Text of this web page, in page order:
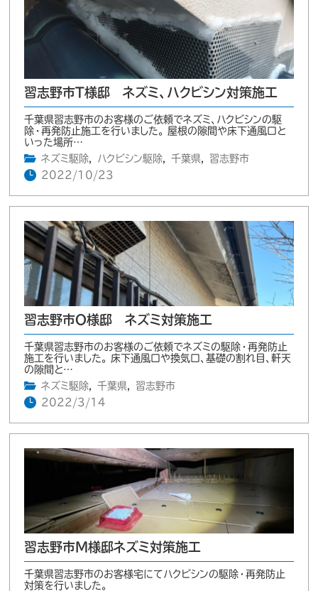
習志野市T様邸 ネズミ、ハクビシン対策施工
千葉県習志野市のお客様のご依頼でネズミ、ハクビシンの駆
除・再発防止施工を行いました。 屋根の隙間や床下通風口と
いった場所…
ネズミ駆除, ハクビシン駆除, 千葉県,
習志野市
2022/10/23
習志野市O様邸 ネズミ対策施工
千葉県習志野市のお客様のご依頼でネズミの駆除・再発防止
施工を行いました。 床下通風口や換気口、基礎の割れ目、軒天
の隙間と…
ネズミ駆除
千葉県
習志野市
2022/3/14
習志野市M様邸ネズミ対策施工
千葉県習志野市のお客様宅にてハクビシンの駆除・再発防止
対策を行いました。